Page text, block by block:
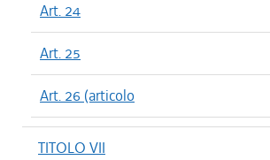
Art. 24
Art. 25
Art. 26 (articolo
TITOLO VII